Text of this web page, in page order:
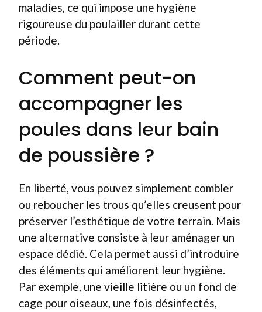
maladies, ce qui impose une hygiène
rigoureuse du poulailler durant cette
période.
Comment peut-on
accompagner les
poules dans leur bain
de poussière ?
En liberté, vous pouvez simplement combler
ou reboucher les trous qu’elles creusent pour
préserver l’esthétique de votre terrain. Mais
une alternative consiste à leur aménager un
espace dédié. Cela permet aussi d’introduire
des éléments qui améliorent leur hygiène.
Par exemple, une vieille litière ou un fond de
cage pour oiseaux, une fois désinfectés,